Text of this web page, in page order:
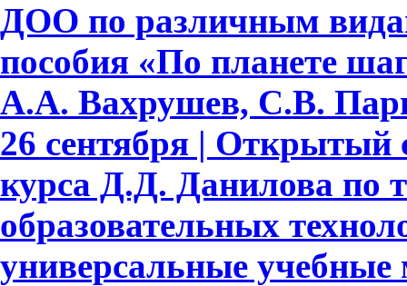
ДОО по различным
пособия «По планете
А.А. Вахрушев, С.В.
26 сентября | Открытый
курса Д.Д. Данилова по
образовательных
универсальные учебные